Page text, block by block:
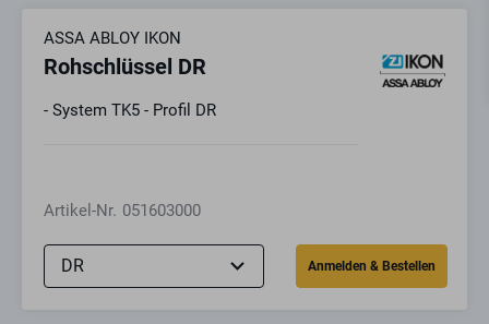
ASSA ABLOY IKON
Rohschlüssel DR
- System TK5 - Profil DR
Artikel-Nr. 051603000